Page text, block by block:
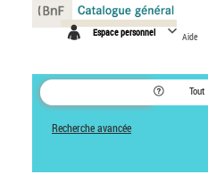
Espace personnel Aide
Tout
Recherche avancée
Panneau de gestion des cookies